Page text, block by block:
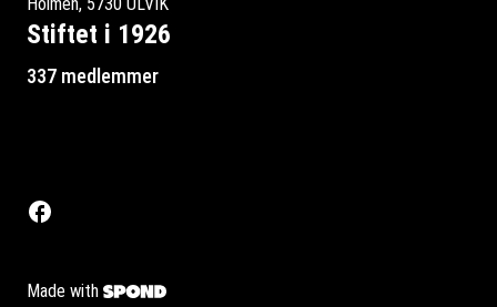
Stiftet i 1926
337 medlemmer
Made with